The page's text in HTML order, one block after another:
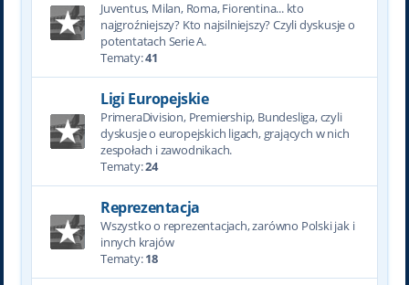
Juventus, Milan, Roma, Fiorentina... kto
najgroźniejszy? Kto najsilniejszy? Czyli dyskusje o
potentatach Serie A.
Tematy:41
Ligi Europejskie
PrimeraDivision, Premiership, Bundesliga, czyli
dyskusje o europejskich ligach, grających w nich
zespołach i zawodnikach.
Tematy:24
Reprezentacja
Wszystko o reprezentacjach, zarówno Polski jak i
innych krajów
Tematy:18